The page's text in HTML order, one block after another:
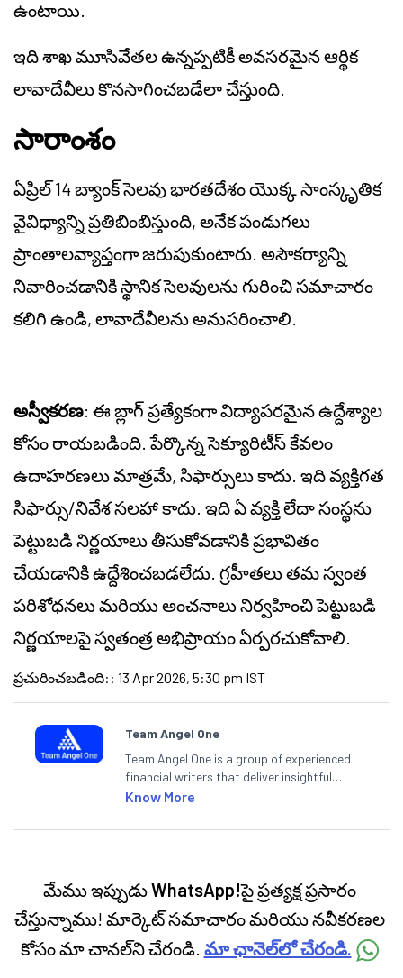
ఉంటాయి.
ఇది శాఖ మూసివేతల ఉన్నప్పటికీ అవసరమైన ఆర్థిక
లావాదేవీలు కొనసాగించబడేలా చేస్తుంది.
సారాంశం
ఏప్రిల్ 14 బ్యాంక్ సెలవు భారతదేశం యొక్క సాంస్కృతిక
వైవిధ్యాన్ని ప్రతిబింబిస్తుంది, అనేక పండుగలు
ప్రాంతాలవ్యాప్తంగా జరుపుకుంటారు. అసౌకర్యాన్ని
నివారించడానికి స్థానిక సెలవులను గురించి సమాచారం
కలిగి ఉండి, లావాదేవీలను అనుసరించాలి.
అస్వీకరణ: ఈ బ్లాగ్ ప్రత్యేకంగా విద్యాపరమైన ఉద్దేశ్యాల
కోసం రాయబడింది. పేర్కొన్న సెక్యూరిటీస్ కేవలం
ఉదాహరణలు మాత్రమే, సిఫార్సులు కాదు. ఇది వ్యక్తిగత
సిఫార్సు/నివేశ సలహా కాదు. ఇది ఏ వ్యక్తి లేదా సంస్థను
పెట్టుబడి నిర్ణయాలు తీసుకోవడానికి ప్రభావితం
చేయడానికి ఉద్దేశించబడలేదు. గ్రహీతలు తమ స్వంత
పరిశోధనలు మరియు అంచనాలు నిర్వహించి పెట్టుబడి
నిర్ణయాలపై స్వతంత్ర అభిప్రాయం ఏర్పరచుకోవాలి.
ప్రచురించబడింది: : 13 Apr 2026, 5:30 pm IST
Team Angel One
Team Angel One is a group of experienced
financial writers that deliver insightful
articles on the stock market, IPO, economy,
categories.
Know More
మేము ఇప్పుడుWhatsApp!పై ప్రత్యక్ష ప్రసారం
చేస్తున్నాము! మార్కెట్ సమాచారం మరియు నవీకరణల
కోసం మా చానల్‌ని చేరండి. మా ఛానెల్‌లో చేరండి.